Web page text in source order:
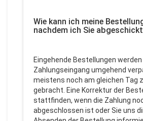
Wie kann ich meine
nachdem ich Sie
Eingehende Bestellungen
Zahlungseingang umgehend
meistens noch am gleichen Tag
gebracht. Eine Korrektur der
stattfinden, wenn die Zahlung
abgeschlossen ist oder Sie uns